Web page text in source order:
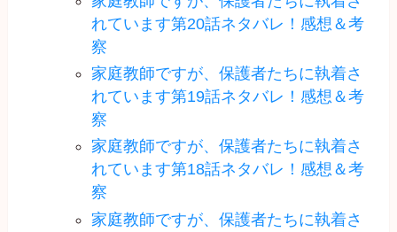
れています第20話ネタバレ！感想＆考
察
家庭教師ですが、保護者たちに執着さ
れています第19話ネタバレ！感想＆考
察
家庭教師ですが、保護者たちに執着さ
れています第18話ネタバレ！感想＆考
察
家庭教師ですが、保護者たちに執着さ